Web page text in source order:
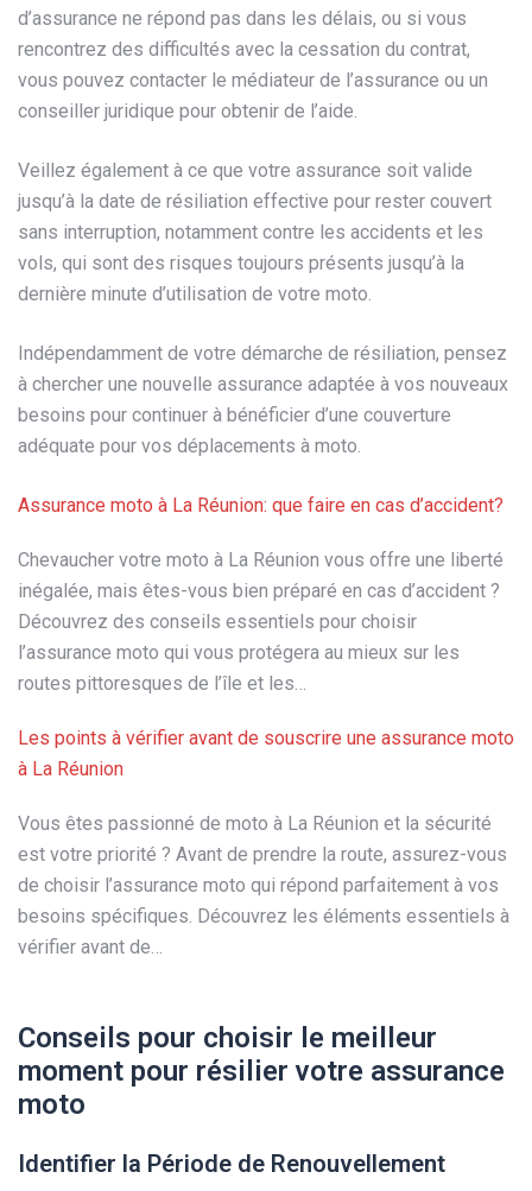
d’assurance ne répond pas dans les délais, ou si vous
rencontrez des difficultés avec la cessation du contrat,
vous pouvez contacter le médiateur de l’assurance ou un
conseiller juridique pour obtenir de l’aide.
Veillez également à ce que votre assurance soit valide
jusqu’à la date de résiliation effective pour rester couvert
sans interruption, notamment contre les accidents et les
vols, qui sont des risques toujours présents jusqu’à la
dernière minute d’utilisation de votre moto.
Indépendamment de votre démarche de résiliation, pensez
à chercher une nouvelle assurance adaptée à vos nouveaux
besoins pour continuer à bénéficier d’une couverture
adéquate pour vos déplacements à moto.
Assurance moto à La Réunion: que faire en cas d’accident?
Chevaucher votre moto à La Réunion vous offre une liberté
inégalée, mais êtes-vous bien préparé en cas d’accident ?
Découvrez des conseils essentiels pour choisir
l’assurance moto qui vous protégera au mieux sur les
routes pittoresques de l’île et les…
Les points à vérifier avant de souscrire une assurance moto
à La Réunion
Vous êtes passionné de moto à La Réunion et la sécurité
est votre priorité ? Avant de prendre la route, assurez-vous
de choisir l’assurance moto qui répond parfaitement à vos
besoins spécifiques. Découvrez les éléments essentiels à
vérifier avant de…
Conseils pour choisir le meilleur
moment pour résilier votre assurance
moto
Identifier la Période de Renouvellement